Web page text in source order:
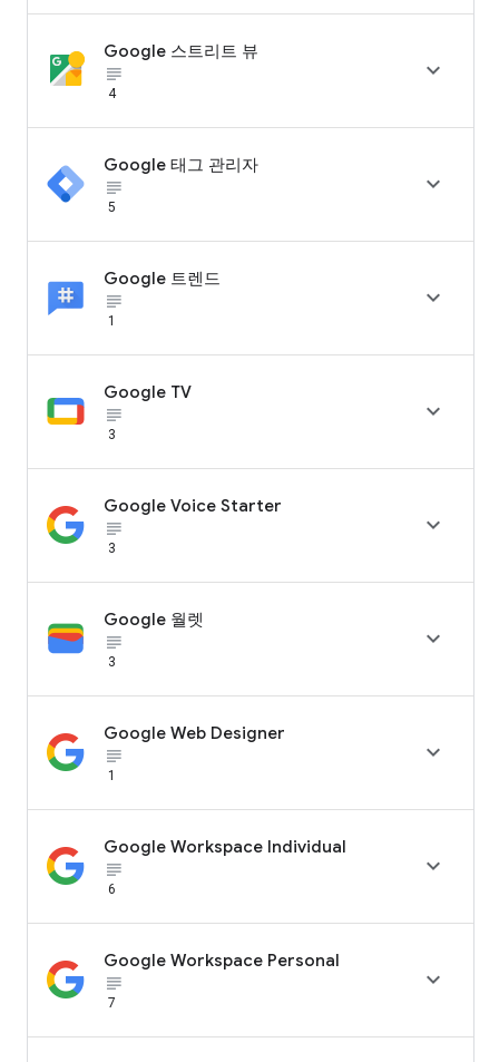
Google 스트리트 뷰
subject_black
4

Google 태그 관리자
subject_black
5

Google 트렌드
subject_black
1

Google TV
subject_black
3

Google Voice Starter
subject_black
3

Google 월렛
subject_black
3

Google Web Designer
subject_black
1

Google Workspace Individual
subject_black
6

Google Workspace Personal
subject_black
7
